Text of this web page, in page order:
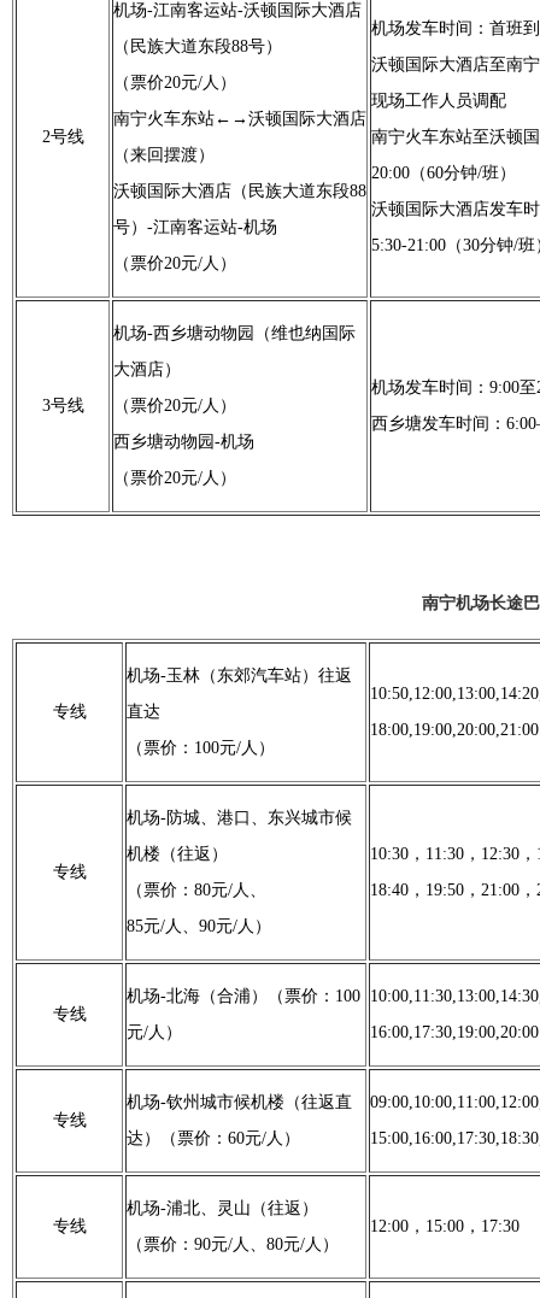
2号线
机场-江南客运站-沃顿国际大酒店
（民族大道东段88号）
（票价20元/人）
南宁火车东站←→沃顿国际大酒店
（来回摆渡）
沃顿国际大酒店（民族大道东段88
号）-江南客运站-机场
（票价20元/人）
机场发车时间：首班
沃顿国际大酒店至南
现场工作人员调配
南宁火车东站至沃顿
20:00（60分钟/班）
沃顿国际大酒店发车
5:30-21:00（30分钟/班
3号线
机场-西乡塘动物园（维也纳国际
大酒店）
（票价20元/人）
西乡塘动物园-机场
（票价20元/人）
机场发车时间：9:00至
西乡塘发车时间：
南宁机场长途
专线
机场-玉林（东郊汽车站）往返
直达
（票价：100元/人）
专线
机场-防城、港口、东兴城市候
机楼（往返）
（票价：80元/人、
85元/人、90元/人）
10:30，11:30，12:30
18:40，19:50，21:00，
专线
机场-北海（合浦）（票价：100
元/人）
专线
机场-钦州城市候机楼（往返直
达）（票价：60元/人）
专线
机场-浦北、灵山（往返）
（票价：90元/人、80元/人）
12:00，15:00，17:30